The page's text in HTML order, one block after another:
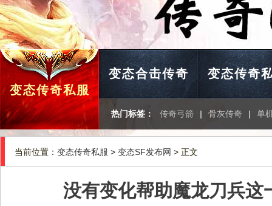
变态传奇私服
变态合击传奇 变态传奇
热门标签： 传奇弓箭 | 骨灰传奇 | 单
当前位置： 变态传奇私服 > 变态SF发布网 > 正文
没有变化帮助魔龙刀兵这